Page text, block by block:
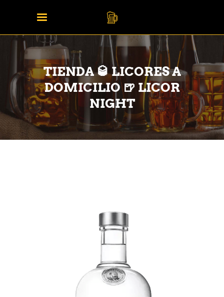
TIENDA 🥃 LICORES A
DOMICILIO 🍺 LICOR
NIGHT